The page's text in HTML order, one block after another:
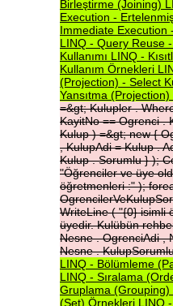
Birleştirme (Joining)
Execution -
Immediate Execution -
LINQ - Query Reuse -
Kullanımı LINQ -
Kullanım Örnekleri
(Projection) - Select
Yansıtma (Projection)
=&gt;Kulupler.
KayitNo==Ogrenci.
Kulup)=&gt;new{
,KulupAdi=Kulup.
Kulup.Sorumlu});
"Öğrencilerveüye
öğretmenleri:");
WriteLine("{0}isimli
üyedir.Kulübün
Nesne.OgrenciAdi,
Nesne.
LINQ - Bölümleme
LINQ - Sıralama
Gruplama (Grouping)
(Set) Örnekleri LINQ -